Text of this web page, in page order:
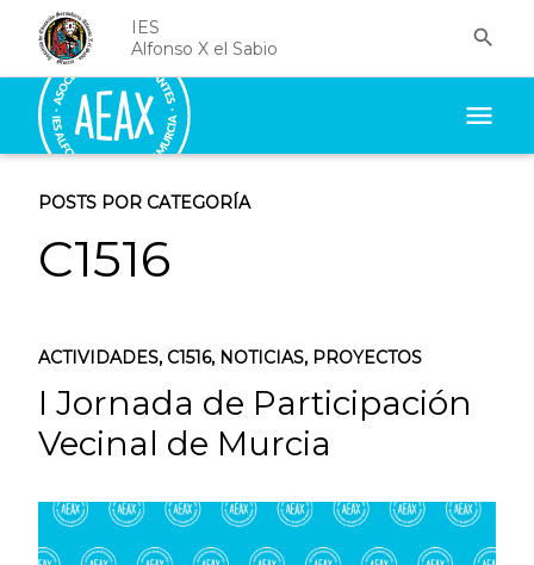
IES
Alfonso X el Sabio

menu
POSTS POR CATEGORÍA
C1516
ACTIVIDADES, C1516, NOTICIAS, PROYECTOS
I Jornada de Participación
Vecinal de Murcia